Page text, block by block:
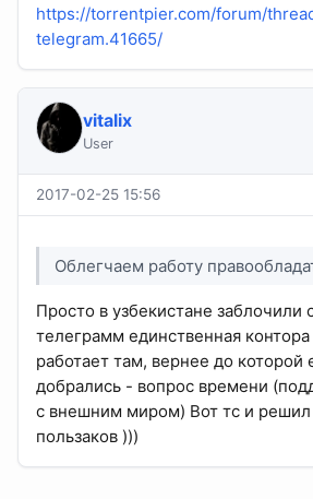
https://torrentpier.com/forum/
telegram.41665/
vitalix
User
2017-02-25 15:56
Облегчаем работу
Просто в узбекистане заблочили
телеграмм единственная
работает там, вернее до которой
добрались - вопрос времени
с внешним миром) Вот тс и решил
пользаков )))